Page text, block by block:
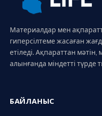
Материалдар мен
гиперсілтеме жасаған
етіледі. Ақпараттан мәтін,
алынғанда міндетті түрде
БАЙЛАНЫС